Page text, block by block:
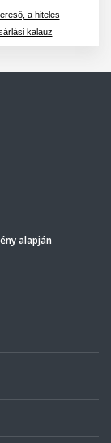
a hiteles
kalauz
alapján